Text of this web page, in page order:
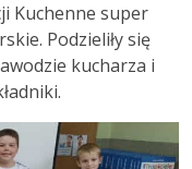
Kuchenne super
Podzieliły się
kucharza i